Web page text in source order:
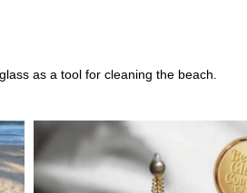
as a tool for cleaning the beach.